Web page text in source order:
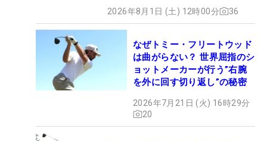
2026年8月1日 (土) 12時00分 36
なぜトミー・フリートウッド
は曲がらない？ 世界屈指のシ
ョットメーカーが行う”右腕
を外に回す切り返し”の秘密
2026年7月21日 (火) 16時29分
20